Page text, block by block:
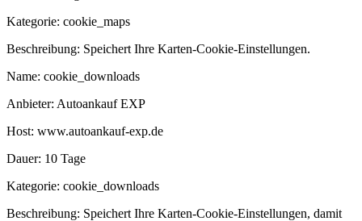
Kategorie: cookie_maps
Beschreibung: Speichert Ihre Karten-Cookie-Einstellungen.
Name: cookie_downloads
Anbieter: Autoankauf EXP
Host: www.autoankauf-exp.de
Dauer: 10 Tage
Kategorie: cookie_downloads
Beschreibung: Speichert Ihre Karten-Cookie-Einstellungen, damit